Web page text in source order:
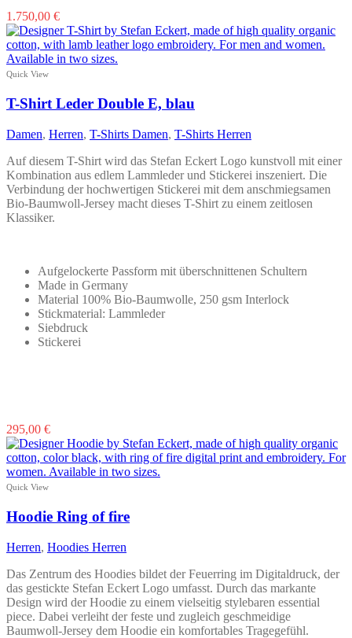
1.750,00 €Dieses
Produkt
weist
mehrere
Die
Optionen
können
auf
der
Produktseite
gewählt
werden
Quick View
T-Shirt Leder Double E, blau
Damen, Herren, T-Shirts Damen, T-Shirts Herren
Auf diesem T-Shirt wird das Stefan Eckert Logo kunstvoll mit einer
Kombination aus edlem Lammleder und Stickerei inszeniert. Die
Verbindung der hochwertigen Stickerei mit dem anschmiegsamen
Bio-Baumwoll-Jersey macht dieses T-Shirt zu einem zeitlosen
Klassiker.
Aufgelockerte Passform mit überschnittenen Schultern
Made in Germany
Material 100% Bio-Baumwolle, 250 gsm Interlock
Stickmaterial: Lammleder
Siebdruck
Stickerei
295,00 €Dieses
Produkt
weist
mehrere
Die
Optionen
können
auf
der
Produktseite
gewählt
werden
Quick View
Hoodie Ring of fire
Herren, Hoodies Herren
Das Zentrum des Hoodies bildet der Feuerring im Digitaldruck, der
das gestickte Stefan Eckert Logo umfasst. Durch das markante
Design wird der Hoodie zu einem vielseitig stylebaren essential
piece. Dabei verleiht der feste und zugleich geschmeidige
Baumwoll-Jersey dem Hoodie ein komfortables Tragegefühl.